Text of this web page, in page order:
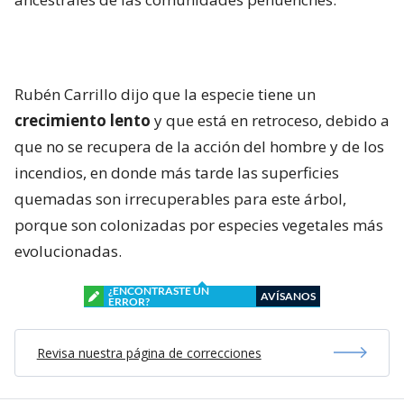
Rubén Carrillo dijo que la especie tiene un
crecimiento lento y que está en retroceso, debido a
que no se recupera de la acción del hombre y de los
incendios, en donde más tarde las superficies
quemadas son irrecuperables para este árbol,
porque son colonizadas por especies vegetales más
evolucionadas.
¿ENCONTRASTE UN
ERROR?
AVÍSANOS
Revisa nuestra página de correcciones